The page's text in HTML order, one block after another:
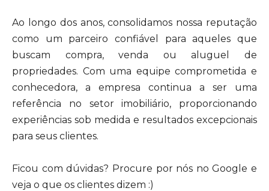
Ao longo dos anos, consolidamos nossa reputação
como um parceiro confiável para aqueles que
buscam compra, venda ou aluguel de
propriedades. Com uma equipe comprometida e
conhecedora, a empresa continua a ser uma
referência no setor imobiliário, proporcionando
experiências sob medida e resultados excepcionais
para seus clientes.
Ficou com dúvidas? Procure por nós no Google e
veja o que os clientes dizem :)